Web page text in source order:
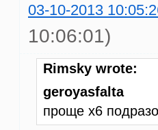
03-10-2013
10:06:01)
Rimsky wrote:
geroyasfalta
проще х6